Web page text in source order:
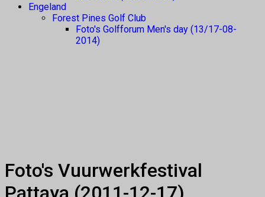
Engeland
Forest Pines Golf Club
Foto's Golfforum Men's day (13/17-08-
2014)
Foto's Vuurwerkfestival